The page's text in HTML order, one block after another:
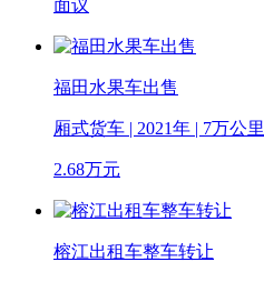
面议
福田水果车出售
厢式货车 | 2021年 | 7万公里
2.68万元
榕江出租车整车转让